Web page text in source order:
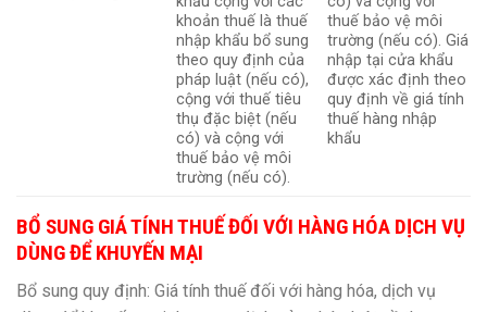
khoản thuế là thuế
nhập khẩu bổ sung
theo quy định của
pháp luật (nếu có),
cộng với thuế tiêu
thụ đặc biệt (nếu
có) và cộng với
thuế bảo vệ môi
trường (nếu có).
thuế bảo vệ môi
trường (nếu có). Giá
nhập tại cửa khẩu
được xác định theo
quy định về giá tính
thuế hàng nhập
khẩu
BỔ SUNG GIÁ TÍNH THUẾ ĐỐI VỚI HÀNG HÓA DỊCH VỤ
DÙNG ĐỂ KHUYẾN MẠI
Bổ sung quy định: Giá tính thuế đối với hàng hóa, dịch vụ